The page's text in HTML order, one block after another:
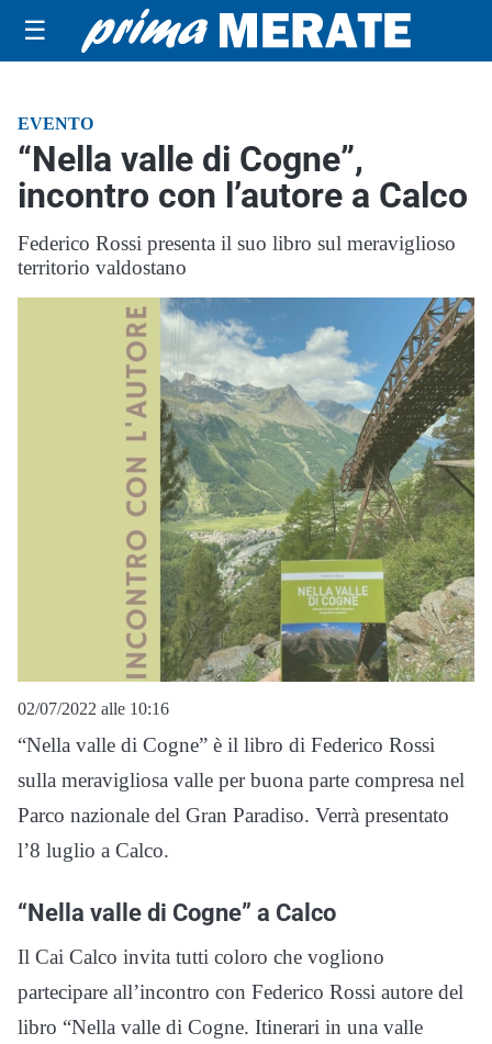
☰
EVENTO
“Nella valle di Cogne”,
incontro con l’autore a Calco
Federico Rossi presenta il suo libro sul meraviglioso
territorio valdostano
02/07/2022 alle 10:16
“Nella valle di Cogne” è il libro di Federico Rossi
sulla meravigliosa valle per buona parte compresa nel
Parco nazionale del Gran Paradiso. Verrà presentato
l’8 luglio a Calco.
“Nella valle di Cogne” a Calco
Il Cai Calco invita tutti coloro che vogliono
partecipare all’incontro con Federico Rossi autore del
libro “Nella valle di Cogne. Itinerari in una valle